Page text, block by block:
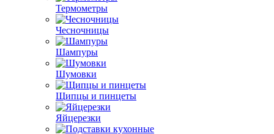
Термометры
Чесночницы
Шампуры
Шумовки
Щипцы и пинцеты
Яйцерезки